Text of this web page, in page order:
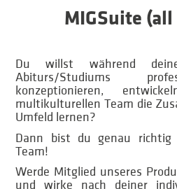
MIGSuite (all
Du willst während
Abiturs/Studiums
konzeptionieren,
multikulturellen Team die
Umfeld lernen?
Dann bist du genau richtig
Team!
Werde Mitglied unseres
und wirke nach deiner